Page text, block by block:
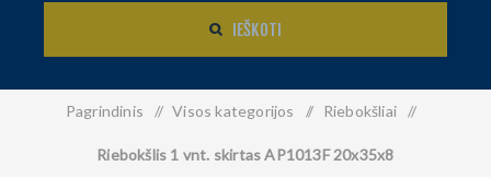
IEŠKOTI
Pagrindinis / Visos kategorijos / Riebokšliai /
Riebokšlis 1 vnt. skirtas AP1013F 20x35x8